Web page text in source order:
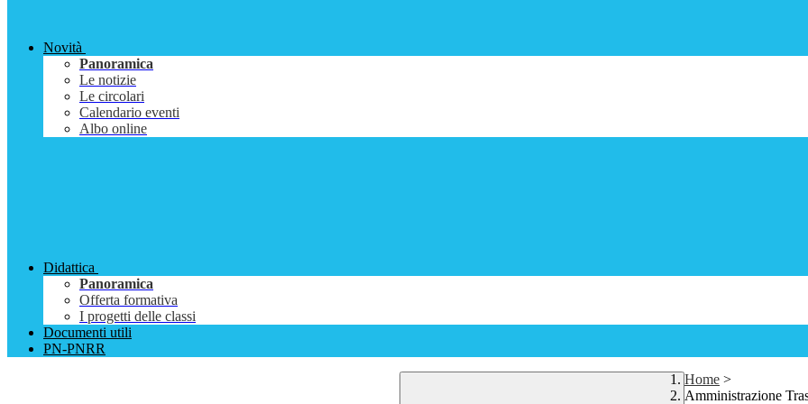
Novità
Panoramica
Le notizie
Le circolari
Calendario eventi
Albo online
Didattica
Panoramica
Offerta formativa
I progetti delle classi
Documenti utili
PN-PNRR
Home >
Amministrazione